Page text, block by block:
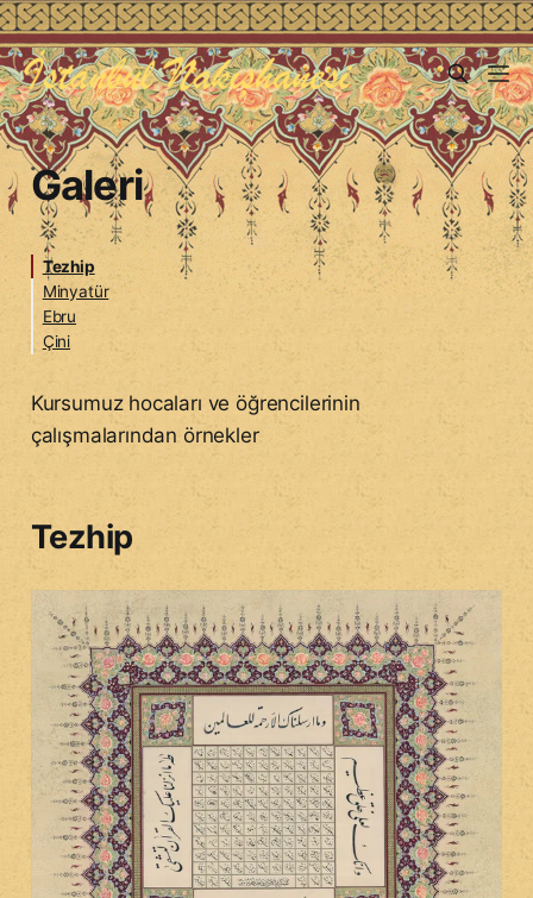
Galeri
Tezhip
Minyatür
Ebru
Çini
Kursumuz hocaları ve öğrencilerinin
çalışmalarından örnekler
Tezhip